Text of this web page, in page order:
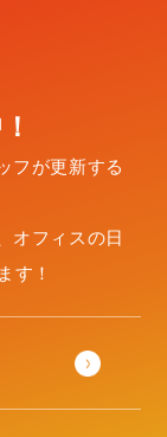
フが更新する
オフィスの日
す！